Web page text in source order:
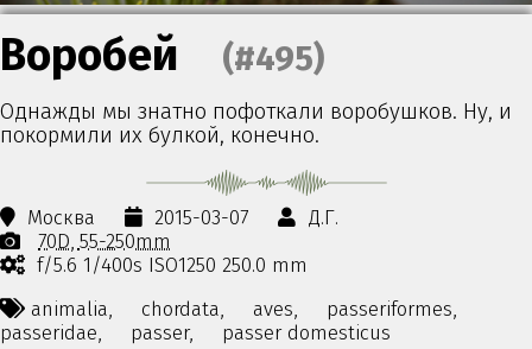
Воробей (#495)
Однажды мы знатно пофоткали воробушков. Ну, и
покормили их булкой, конечно.
Москва 2015-03-07
Д.Г.
70D 55-250mm
f/5.6 1/400s ISO1250 250.0 mm
animalia,
chordata, aves,
passeriformes,
passeridae,
passer,
passer domesticus